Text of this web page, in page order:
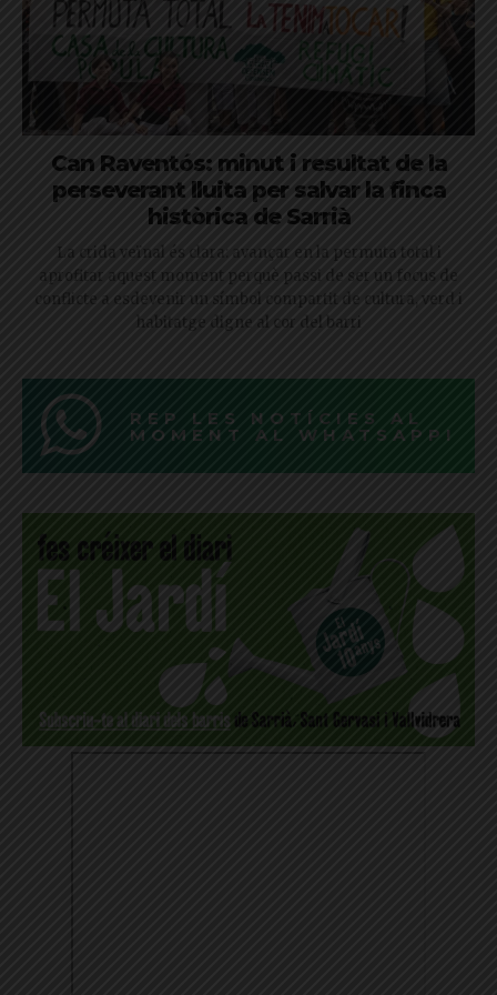
Can Raventós: minut i resultat de la
perseverant lluita per salvar la finca
històrica de Sarrià
La crida veïnal és clara: avançar en la permuta total i
aprofitar aquest moment perquè passi de ser un focus de
conflicte a esdevenir un símbol compartit de cultura, verd i
habitatge digne al cor del barri
REP LES NOTÍCIES AL
MOMENT AL WHATSAPP!